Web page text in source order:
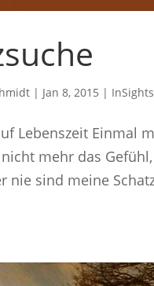
| Jan 8, 2015 | InSights
Lebenszeit Einmal
mehr das
nie sind meine